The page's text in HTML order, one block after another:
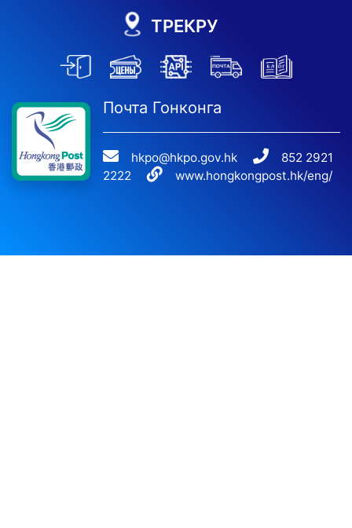
ТРЕКРУ
Почта Гонконга
hkpo@hkpo.gov.hk
852 2921
2222
www.hongkongpost.hk/eng/